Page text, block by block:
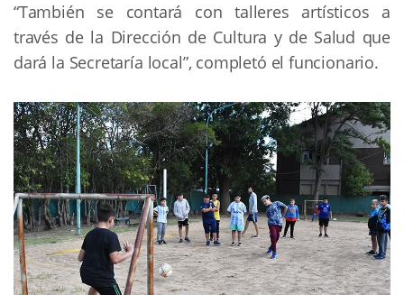
“También se contará con talleres artísticos a
través de la Dirección de Cultura y de Salud que
dará la Secretaría local”, completó el funcionario.